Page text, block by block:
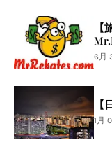
6月
1月